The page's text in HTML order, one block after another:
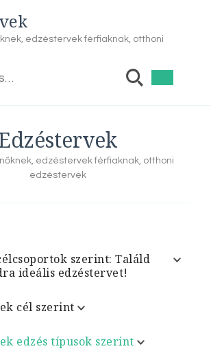
edzéstervek férfiaknak, otthoni
edzéstervek férfiaknak, otthoni
edzéstervek
szerint: Találd
ideális edzéstervet!
cél szerint
edzés típusok szerint